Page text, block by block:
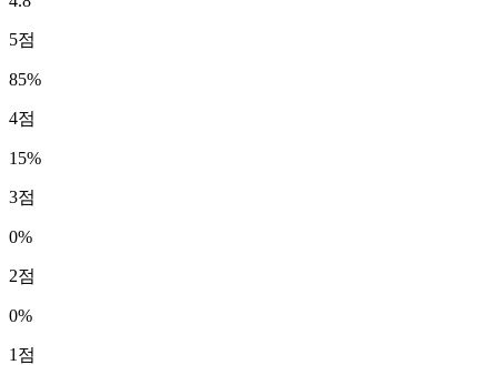
5점
85%
4점
15%
3점
0%
2점
0%
1 점